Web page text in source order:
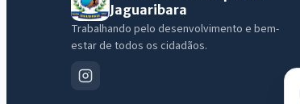
Jaguaribara
Trabalhando pelo desenvolvimento e bem-
estar de todos os cidadãos.